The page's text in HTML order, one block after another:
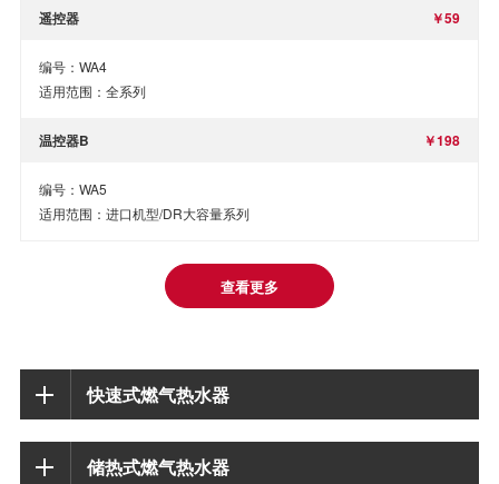
遥控器 ￥59
编号：WA4
适用范围：全系列
温控器B ￥198
编号：WA5
适用范围：进口机型/DR大容量系列
查看更多
快速式燃气热水器
储热式燃气热水器